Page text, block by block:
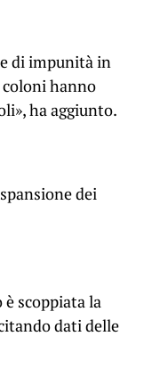
di impunità in
hanno
ha aggiunto.
dei
scoppiata la
dati delle